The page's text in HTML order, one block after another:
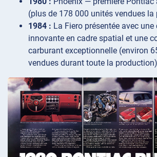
(plus de 178 000 unités vendues la
1984 : La Fiero présentée avec
innovante en cadre spatial et une
carburant exceptionnelle (environ
vendues durant toute la production)